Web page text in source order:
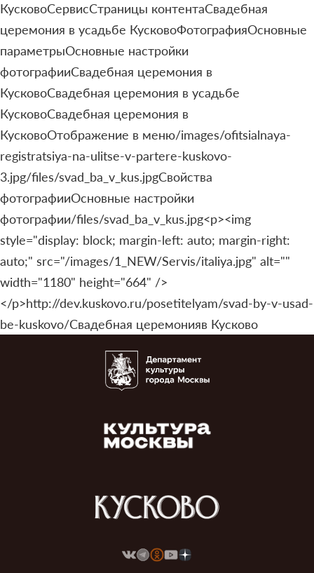
КусковоСервисСтраницы контентаСвадебная
церемония в усадьбе КусковоФотографияОсновные
параметрыОсновные настройки
фотографииСвадебная церемония в
КусковоСвадебная церемония в усадьбе
КусковоСвадебная церемония в
КусковоОтображение в меню/images/ofitsialnaya-
registratsiya-na-ulitse-v-partere-kuskovo-
3.jpg/files/svad_ba_v_kus.jpgСвойства
фотографииОсновные настройки
фотографии/files/svad_ba_v_kus.jpg<p><img
style="display: block; margin-left: auto; margin-right:
auto;" src="/images/1_NEW/Servis/italiya.jpg" alt=""
width="1180" height="664" />
</p>http://dev.kuskovo.ru/posetitelyam/svad-by-v-usad-
be-kuskovo/Свадебная церемонияв Кусково